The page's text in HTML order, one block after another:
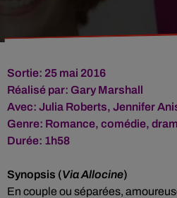
Sortie: 25 mai 2016
Réalisé par: Gary Marshall
Avec: Julia Roberts, Jennifer
Genre: Romance, comédie,
Durée: 1h58
Synopsis (Via Allocine)
En couple ou séparées,